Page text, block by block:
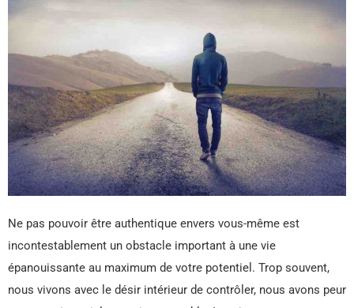
Ne pas pouvoir être authentique envers vous-même est
incontestablement un obstacle important à une vie
épanouissante au maximum de votre potentiel. Trop souvent,
nous vivons avec le désir intérieur de contrôler, nous avons peur